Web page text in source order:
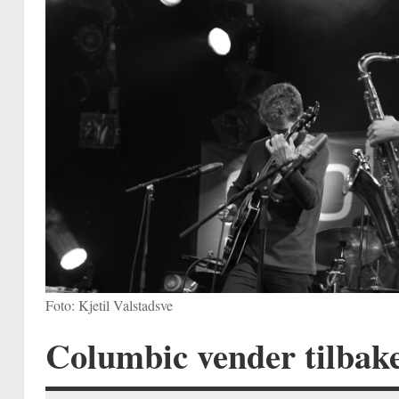
Foto: Kjetil Valstadsve
Columbic vender